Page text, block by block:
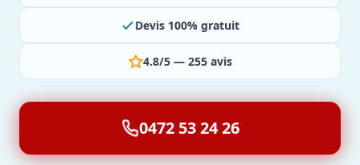
Devis 100% gratuit
4.8/5 — 255 avis
0472 53 24 26